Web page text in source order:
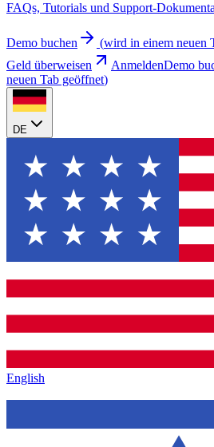
FAQs, Tutorials und Support-
Demo buchen (wird in einem neuen
Geld überweisen
AnmeldenDemo
neuen Tab geöffnet)
DE
English